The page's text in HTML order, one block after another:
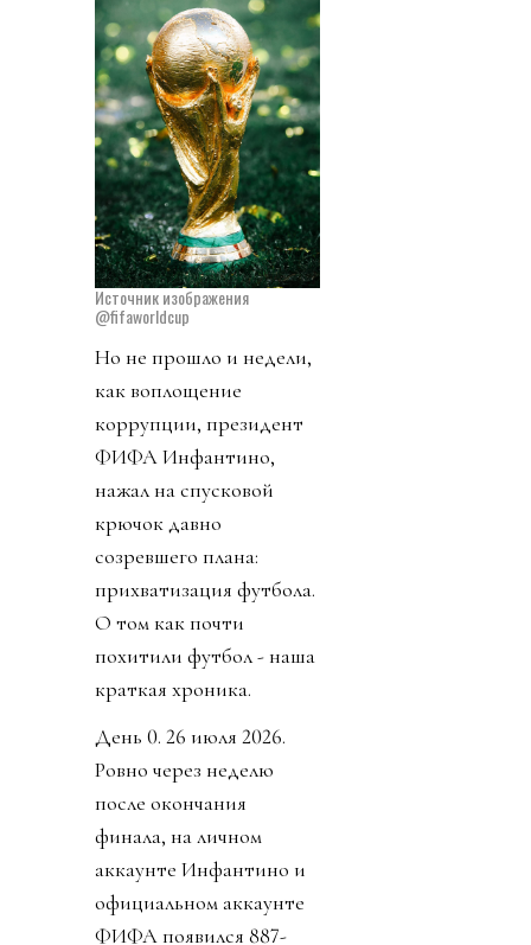
Источник изображения
@fifaworldcup
Но не прошло и недели,
как воплощение
коррупции, президент
ФИФА Инфантино,
нажал на спусковой
крючок давно
созревшего плана:
прихватизация футбола.
О том как почти
похитили футбол - наша
краткая хроника.
День 0. 26 июля 2026.
Ровно через неделю
после окончания
финала, на личном
аккаунте Инфантино и
официальном аккаунте
ФИФА появился 887-